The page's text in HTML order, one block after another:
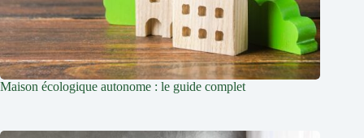
Maison écologique autonome : le guide complet